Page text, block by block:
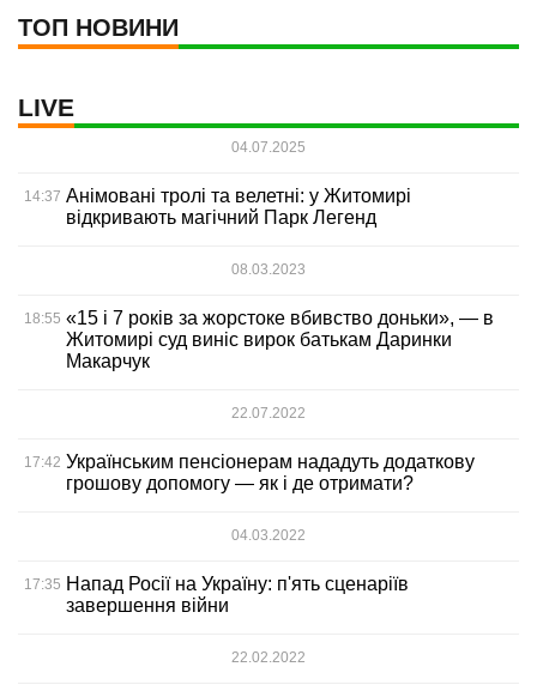
ТОП НОВИНИ
LIVE
04.07.2025
14:37 Анімовані тролі та велетні: у Житомирі
відкривають магічний Парк Легенд
08.03.2023
18:55 «15 і 7 років за жорстоке вбивство доньки», — в
Житомирі суд виніс вирок батькам Даринки
Макарчук
22.07.2022
17:42 Українським пенсіонерам нададуть додаткову
грошову допомогу — як і де отримати?
04.03.2022
17:35 Напад Росії на Україну: п'ять сценаріїв
завершення війни
22.02.2022